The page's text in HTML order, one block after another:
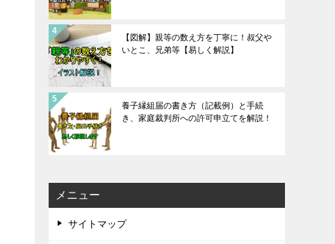
【図解】親等の数え方を丁寧に！叔父や
いとこ、兄弟等【易しく解説】
養子縁組届の書き方（記載例）と手続
き、家庭裁判所への許可申立てを解説！
メニュー
サイトマップ